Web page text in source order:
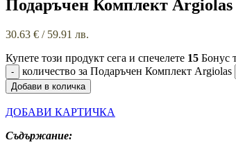
Подаръчен Комплект Argiolas
30.63 € / 59.91 лв.
Купете този продукт сега и спечелете 15 Бонус
количество за Подаръчен Комплект Argiolas
Добави в количка
ДОБАВИ КАРТИЧКА
Съдържание: